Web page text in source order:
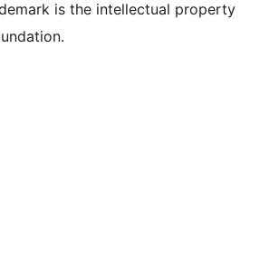
is the intellectual property